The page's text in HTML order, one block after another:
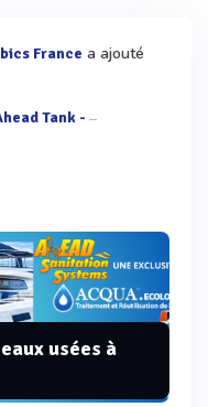
France a ajouté
d'assainissement marin
usées à